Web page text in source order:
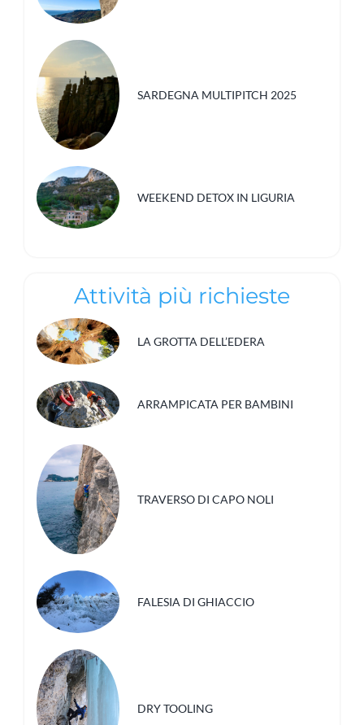
SARDEGNA MULTIPITCH 2025
WEEKEND DETOX IN LIGURIA
Attività più richieste
LA GROTTA DELL’EDERA
ARRAMPICATA PER BAMBINI
TRAVERSO DI CAPO NOLI
FALESIA DI GHIACCIO
DRY TOOLING